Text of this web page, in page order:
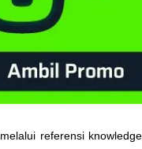
melalui referensi knowledge